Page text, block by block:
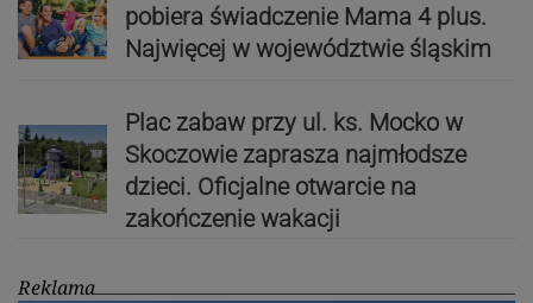
pobiera świadczenie Mama 4 plus.
Najwięcej w województwie śląskim
Plac zabaw przy ul. ks. Mocko w
Skoczowie zaprasza najmłodsze
dzieci. Oficjalne otwarcie na
zakończenie wakacji
Reklama